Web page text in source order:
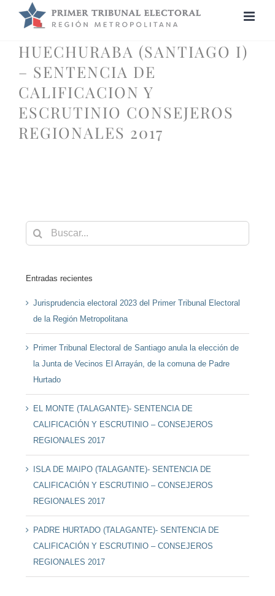
HUECHURABA (SANTIAGO I)
– SENTENCIA DE
CALIFICACION Y
ESCRUTINIO CONSEJEROS
REGIONALES 2017
Buscar:
Entradas recientes
Jurisprudencia electoral 2023 del Primer Tribunal Electoral
de la Región Metropolitana
Primer Tribunal Electoral de Santiago anula la elección de
la Junta de Vecinos El Arrayán, de la comuna de Padre
Hurtado
EL MONTE (TALAGANTE)- SENTENCIA DE
CALIFICACIÓN Y ESCRUTINIO – CONSEJEROS
REGIONALES 2017
ISLA DE MAIPO (TALAGANTE)- SENTENCIA DE
CALIFICACIÓN Y ESCRUTINIO – CONSEJEROS
REGIONALES 2017
PADRE HURTADO (TALAGANTE)- SENTENCIA DE
CALIFICACIÓN Y ESCRUTINIO – CONSEJEROS
REGIONALES 2017